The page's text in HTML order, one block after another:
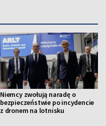
Niemcy zwołują naradę o
bezpieczeństwie po incydencie
z dronem na lotnisku